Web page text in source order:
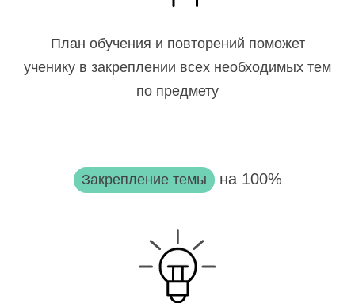
План обучения и повторений поможет
ученику в закреплении всех необходимых тем
по предмету
Закрепление темы на 100%